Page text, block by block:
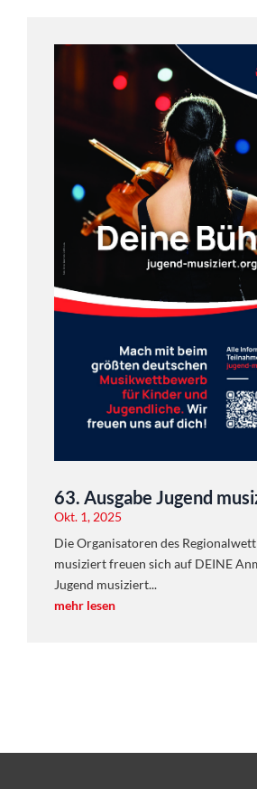
63. Ausgabe Jugend
Okt. 1, 2025
Die Organisatoren des
musiziert freuen sich auf DEINE
Jugend musiziert...
mehr lesen